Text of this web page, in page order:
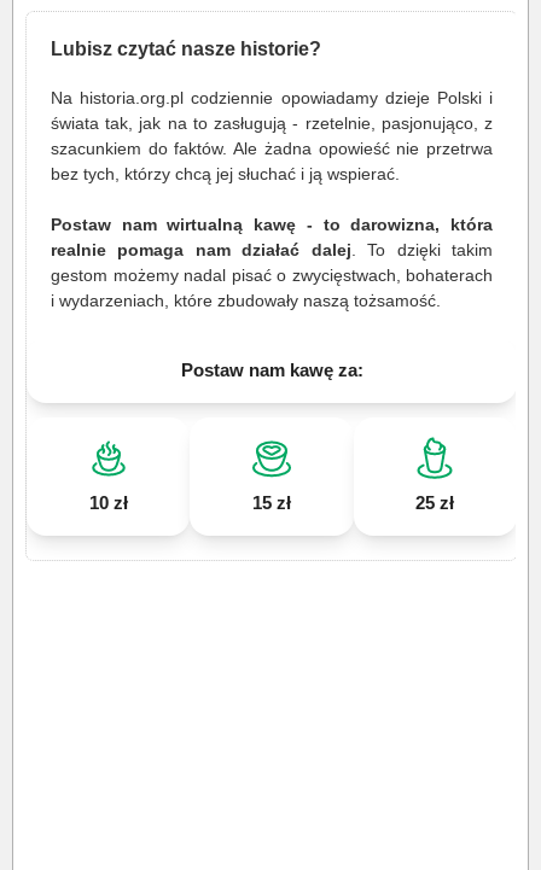
Lubisz czytać nasze historie?
Na historia.org.pl codziennie opowiadamy dzieje Polski i
świata tak, jak na to zasługują - rzetelnie, pasjonująco, z
szacunkiem do faktów. Ale żadna opowieść nie przetrwa
bez tych, którzy chcą jej słuchać i ją wspierać.
Postaw nam wirtualną kawę - to darowizna, która
realnie pomaga nam działać dalej . To dzięki takim
gestom możemy nadal pisać o zwycięstwach, bohaterach
i wydarzeniach, które zbudowały naszą tożsamość.
Postaw nam kawę za:
10 zł 15 zł 25 zł